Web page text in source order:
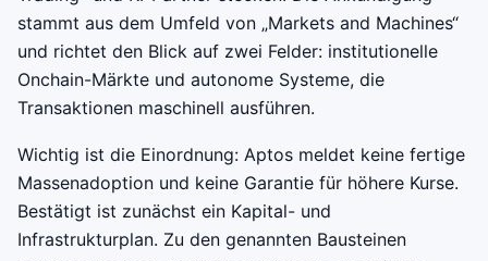
stammt aus dem Umfeld von „Markets and Machines“
und richtet den Blick auf zwei Felder: institutionelle
Onchain-Märkte und autonome Systeme, die
Transaktionen maschinell ausführen.
Wichtig ist die Einordnung: Aptos meldet keine fertige
Massenadoption und keine Garantie für höhere Kurse.
Bestätigt ist zunächst ein Kapital- und
Infrastrukturplan. Zu den genannten Bausteinen